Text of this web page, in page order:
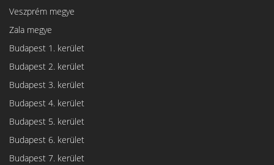
Veszprém megye
Zala megye
Budapest 1. kerület
Budapest 2. kerület
Budapest 3. kerület
Budapest 4. kerület
Budapest 5. kerület
Budapest 6. kerület
Budapest 7. kerület